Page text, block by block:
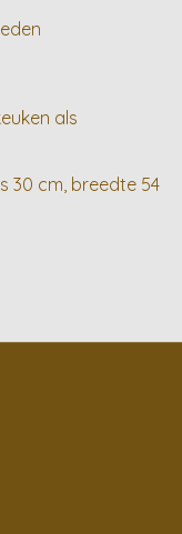
als
30 cm, breedte 54